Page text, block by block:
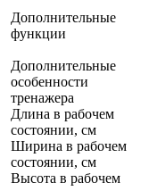
Дополнительные
функции
Дополнительные
особенности
тренажера
Длина в рабочем
состоянии, см
Ширина в рабочем
состоянии, см
Высота в рабочем